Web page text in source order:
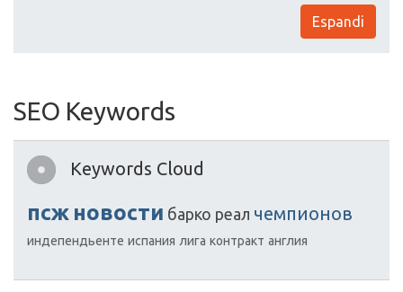
Espandi
SEO Keywords
Keywords Cloud
псж новости барко реал чемпионов
индепендьенте испания лига контракт англия